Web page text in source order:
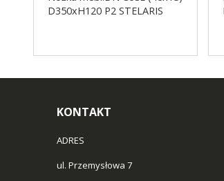
D350xH120 P2 STELARIS
KONTAKT
ADRES
ul. Przemysłowa 7